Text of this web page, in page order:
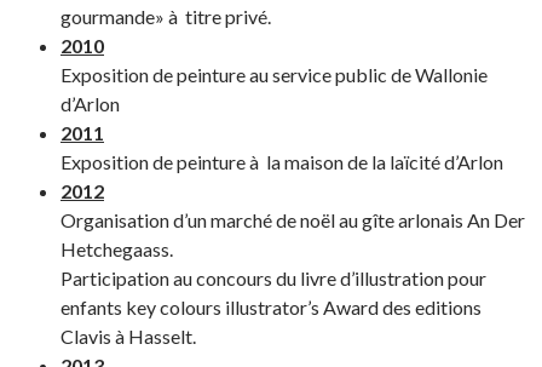
gourmande» à titre privé.
2010
Exposition de peinture au service public de Wallonie
d’Arlon
2011
Exposition de peinture à la maison de la laïcité d’Arlon
2012
Organisation d’un marché de noël au gîte arlonais An Der
Hetchegaass.
Participation au concours du livre d’illustration pour
enfants key colours illustrator’s Award des editions
Clavis à Hasselt.